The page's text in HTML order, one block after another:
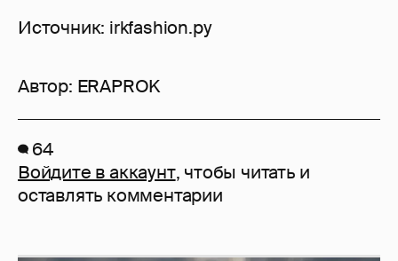
Источник: irkfashion.ру
Автор: ERAPROK
64
Войдите в аккаунт, чтобы читать и
оставлять комментарии